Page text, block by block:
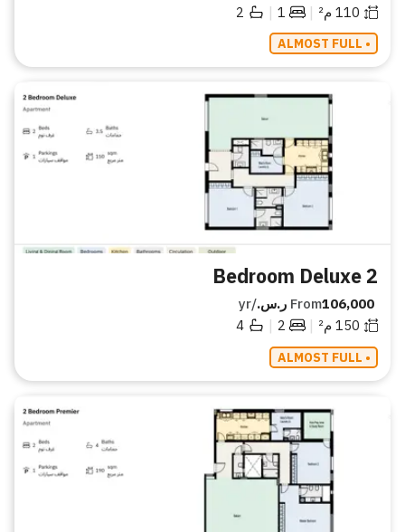
110 م² |
1
|
2
• ALMOST FULL
2 Bedroom Deluxe
From106,000 ر.س.
/yr
150 م² |
2
|
4
• ALMOST FULL